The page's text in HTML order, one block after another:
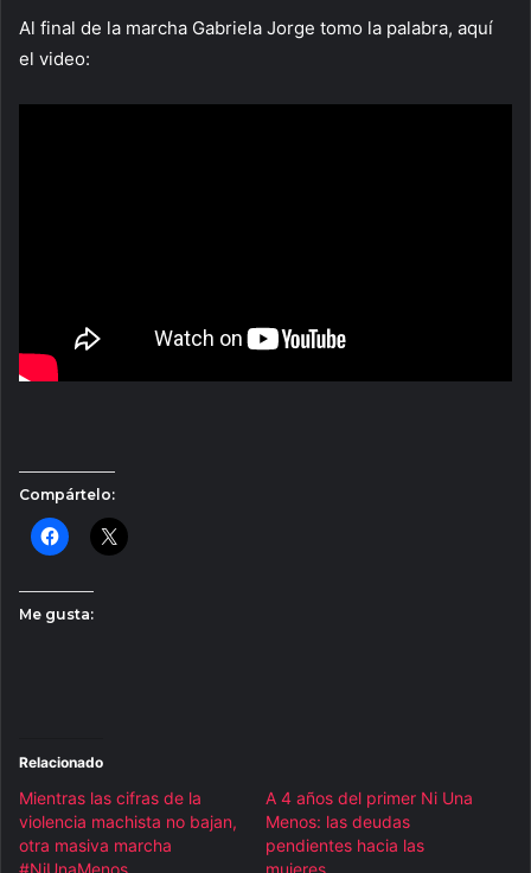
Al final de la marcha Gabriela Jorge tomo la palabra, aquí
el video:
Compártelo:
Me gusta:
Relacionado
Mientras las cifras de la
violencia machista no bajan,
otra masiva marcha
A 4 años del primer Ni Una
Menos: las deudas
pendientes hacia las